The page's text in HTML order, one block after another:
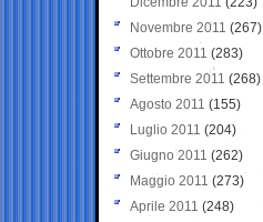
Novembre 2011 (267)
Ottobre 2011 (283)
Settembre 2011 (268)
Agosto 2011 (155)
Luglio 2011 (204)
Giugno 2011 (262)
Maggio 2011 (273)
Aprile 2011 (248)